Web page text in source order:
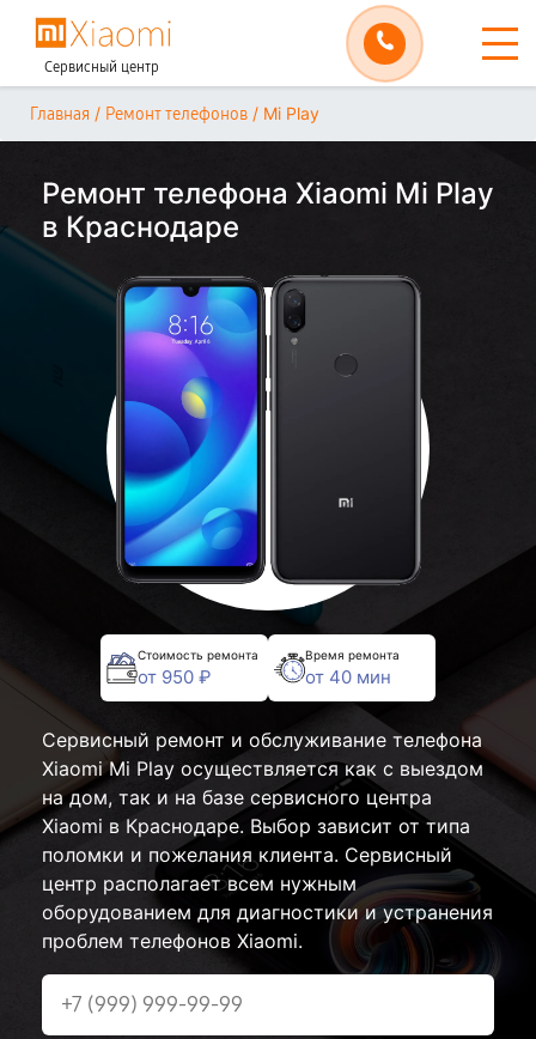
Сервисный центр
Главная / Ремонт телефонов / Mi Play
Ремонт телефона Xiaomi Mi Play
в Краснодаре
Стоимость ремонта
от 950 ₽
Время ремонта
от 40 мин
Сервисный ремонт и обслуживание телефона
Xiaomi Mi Play осуществляется как с выездом
на дом, так и на базе сервисного центра
Xiaomi в Краснодаре. Выбор зависит от типа
поломки и пожелания клиента. Сервисный
центр располагает всем нужным
оборудованием для диагностики и устранения
проблем телефонов Xiaomi.